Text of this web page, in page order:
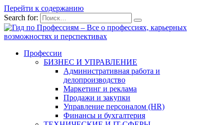
Перейти к содержанию
Search for:
Профессии
БИЗНЕС И УПРАВЛЕНИЕ
Административная работа и
делопроизводство
Маркетинг и реклама
Продажи и закупки
Управление персоналом (HR)
Финансы и бухгалтерия